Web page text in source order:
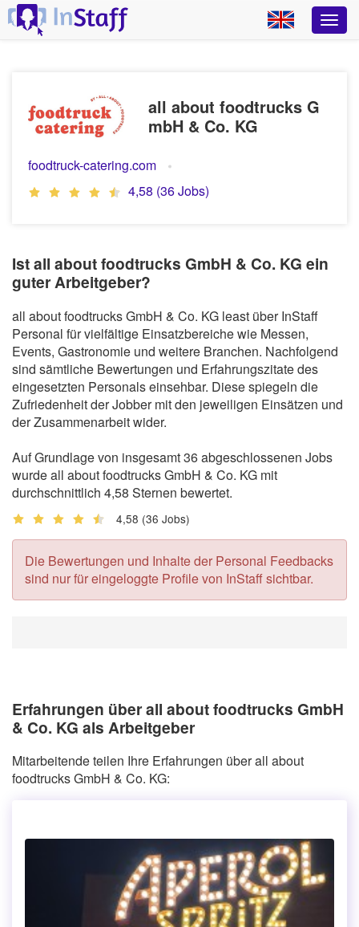
all about foodtrucks G
mbH & Co. KG
foodtruck-catering.com
4,58 (36 Jobs)
Ist all about foodtrucks GmbH & Co. KG ein
guter Arbeitgeber?
all about foodtrucks GmbH & Co. KG least über InStaff
Personal für vielfältige Einsatzbereiche wie Messen,
Events, Gastronomie und weitere Branchen. Nachfolgend
sind sämtliche Bewertungen und Erfahrungszitate des
eingesetzten Personals einsehbar. Diese spiegeln die
Zufriedenheit der Jobber mit den jeweiligen Einsätzen und
der Zusammenarbeit wider.
Auf Grundlage von insgesamt 36 abgeschlossenen Jobs
wurde all about foodtrucks GmbH & Co. KG mit
durchschnittlich 4,58 Sternen bewertet.
4,58 (36 Jobs)
Die Bewertungen und Inhalte der Personal Feedbacks
sind nur für eingeloggte Profile von InStaff sichtbar.
Erfahrungen über all about foodtrucks GmbH
& Co. KG als Arbeitgeber
Mitarbeitende teilen Ihre Erfahrungen über all about
foodtrucks GmbH & Co. KG: